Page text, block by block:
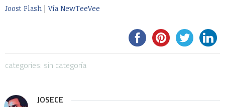
Joost Flash |Vía NewTeeVee
categories: sin categoría
JOSECE